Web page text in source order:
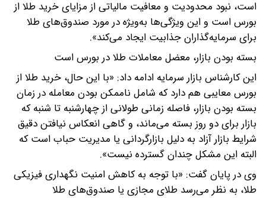
است، نبود محدودیت و معافیت مالیاتی از مزایای خرید طلا از
بورس است و این ویژگی‌ها به‌ویژه در مورد صندوق‌های طلا
برای سرمایه‌گذاران جذابیت ایجاد می‌کند».
بسته بودن بازار، معضل معاملات طلا در بورس است
این کارشناس بازار سرمایه ادامه داد: «با این حال، خرید طلا از
بورس معایبی هم دارد که شامل ناممکن بودن معامله در زمان
بسته بودن بازار، فاصله زمانی طولانی از چهارشنبه تا شنبه که
بازار برای دو روز بسته می‌ماند، و گاهی انعکاس نیافتن دقیق
شرایط بازار آزاد به دلیل بازارگردانی یا مدیریت حباب است که
البته این مشکل چندان گسترده نیست».
وی در پایان گفت: «با توجه به کاهش امنیت نگهداری فیزیکی
طلا، به نظر می‌رسد طلای مجازی یا صندوق‌های طلا